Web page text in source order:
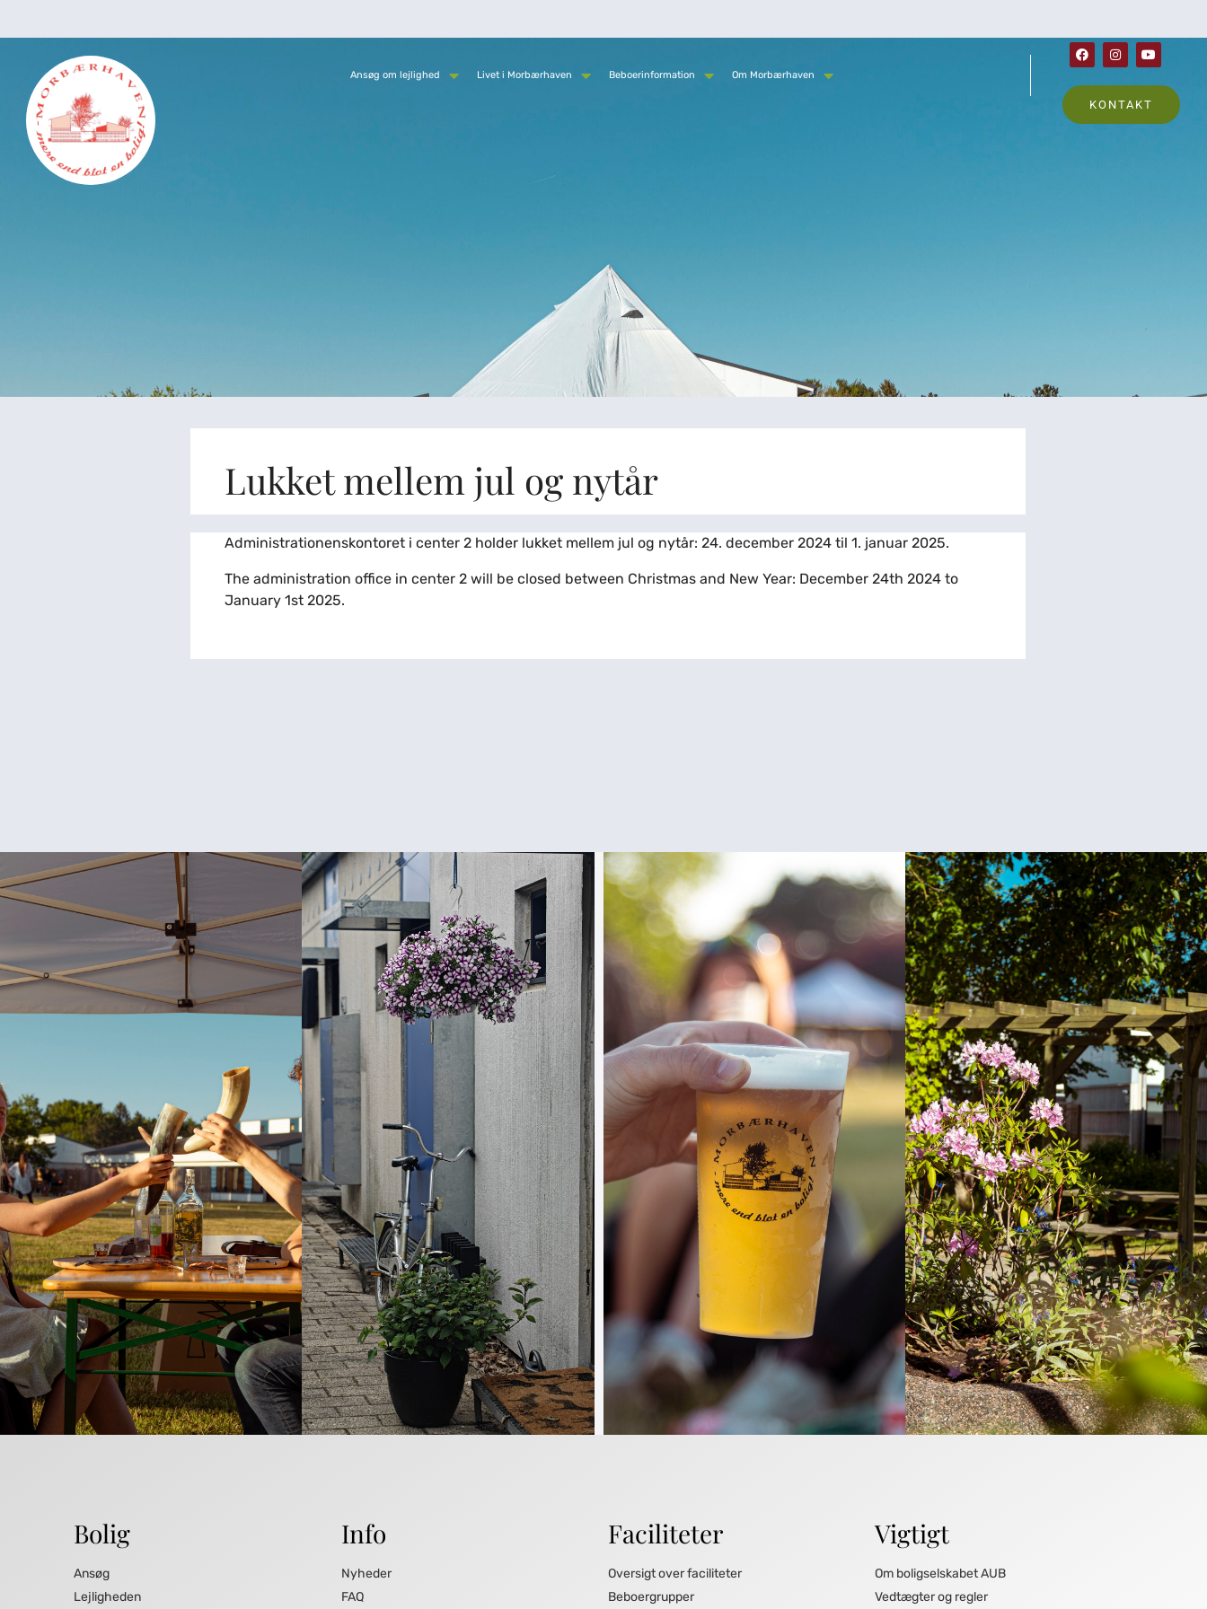
Ansøg om lejlighed Livet i Morbærhaven Beboerinformation Om Morbærhaven
KONTAKT
Lukket mellem jul og nytår
Administrationenskontoret i center 2 holder lukket mellem jul og nytår: 24. december 2024 til 1. januar 2025.
The administration office in center 2 will be closed between Christmas and New Year: December 24th 2024 to
January 1st 2025.
Bolig
Ansøg
Lejligheden
Info
Nyheder
FAQ
Faciliteter
Oversigt over faciliteter
Beboergrupper
Vigtigt
Om boligselskabet AUB
Vedtægter og regler